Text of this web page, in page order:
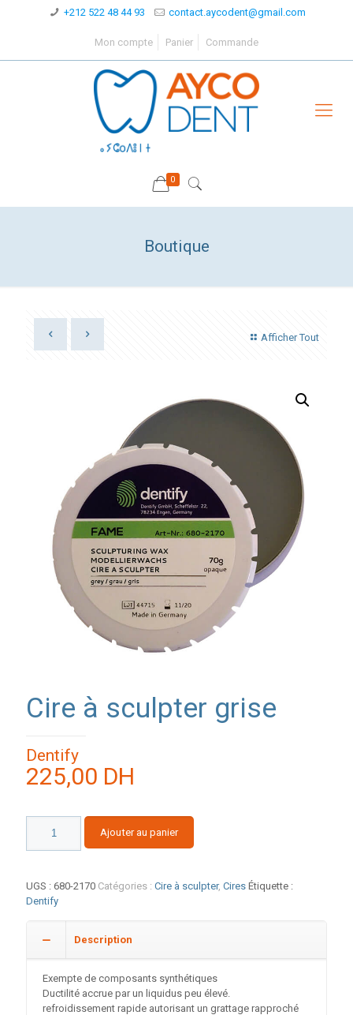
+212 522 48 44 93 contact.aycodent@gmail.com
Mon compte Panier Commande
0
Boutique
Afficher Tout
Cire à sculpter grise
Dentify
225,00 DH
Cire
sculpter
grise
Ajouter au panier
UGS : 680-2170 Catégories : Cire à sculpter, Cires Étiquette :
Dentify
Description
Exempte de composants synthétiques
Ductilité accrue par un liquidus peu élevé.
refroidissement rapide autorisant un grattage rapproché